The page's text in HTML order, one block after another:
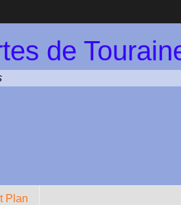
de
Plan